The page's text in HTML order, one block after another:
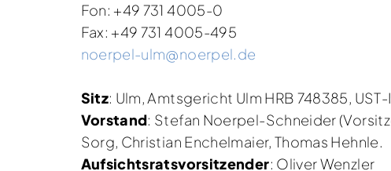
Fon: +49 731 4005-0
Fax: +49 731 4005-495
noerpel-ulm@noerpel.de
Sitz: Ulm, Amtsgericht Ulm HRB 748385, UST-
Vorstand: Stefan Noerpel-Schneider
Sorg, Christian Enchelmaier, Thomas Hehnle.
Aufsichtsratsvorsitzender: Oliver Wenzler